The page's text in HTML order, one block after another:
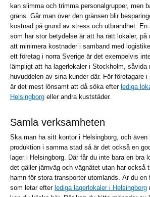
kan slimma och trimma personalgrupper, men
gräns. Går man över den gränsen blir
kostnad på grund av stress och utbrändhet. En
som har stor betydelse är att ha rätt lokaler, på
att minimera kostnader i samband med
ett företag i norra Sverige är det exempelvis
lämpligt att ha lagerlokaler i Stockholm, såvida
huvuddelen av sina kunder där. För företagare i
är det mest lönsamt att då söka efter lediga
Helsingborg eller andra kuststäder.
Samla verksamheten
Ska man ha sitt kontor i Helsingborg, och även
produktion i samma stad så är det också en
lager i Helsingborg. Där får du inte bara en bra
det gäller järnväg och vägnätet utan har också
hamn för stora transporter utomlands. Är du en
som letar efter lediga lagerlokaler i Helsingborg